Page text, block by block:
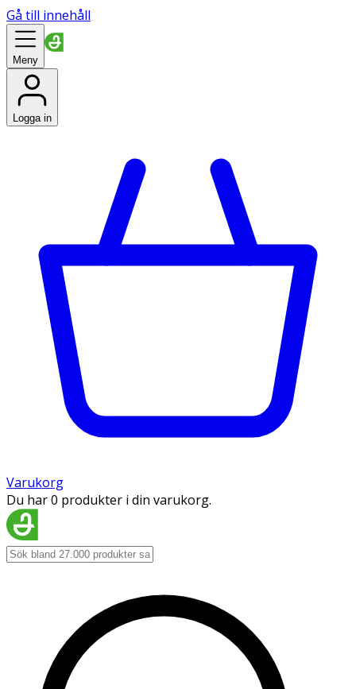
Gå till innehåll
Meny
Logga in
Varukorg
Du har 0 produkter i din varukorg.